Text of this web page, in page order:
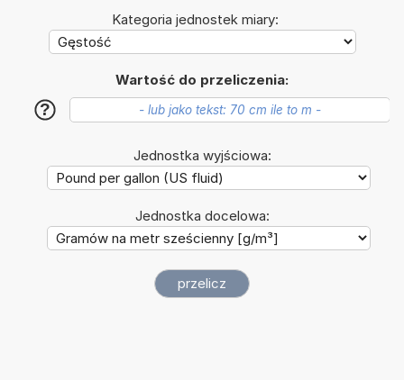
Kategoria jednostek miary:
Wartość do przeliczenia:
?
Jednostka wyjściowa:
Jednostka docelowa: